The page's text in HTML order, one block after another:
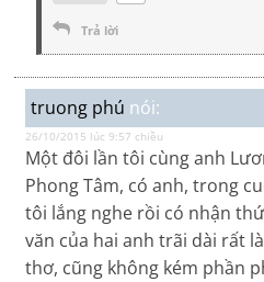
Trả lời
truong phú nói:
26/10/2015 lúc 9:57 chiều
Một đôi lần tôi cùng anh
Phong Tâm, có anh, trong
tôi lắng nghe rồi có nhận
văn của hai anh trãi dài rất
thơ, cũng không kém phần